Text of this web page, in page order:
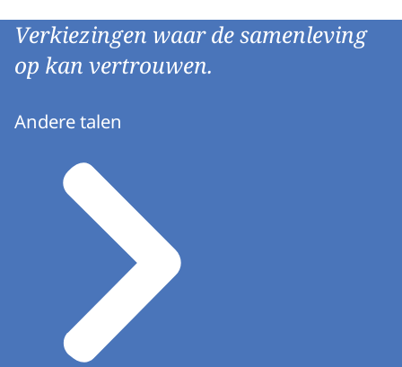
Verkiezingen waar de samenleving
op kan vertrouwen.
Andere talen